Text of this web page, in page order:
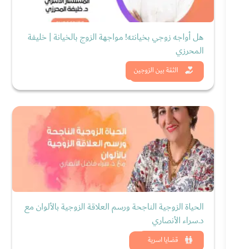
الثقة بين الزوجين
هل أواجه زوجي بخيانته! مواجهة الزوج بالخيانة | خليفة
المحرزي
شاهد الان
قضايا اسرية
الحياة الزوجية الناجحة ورسم العلاقة الزوجية بالألوان مع
د.سراء الأنصاري
شاهد الان